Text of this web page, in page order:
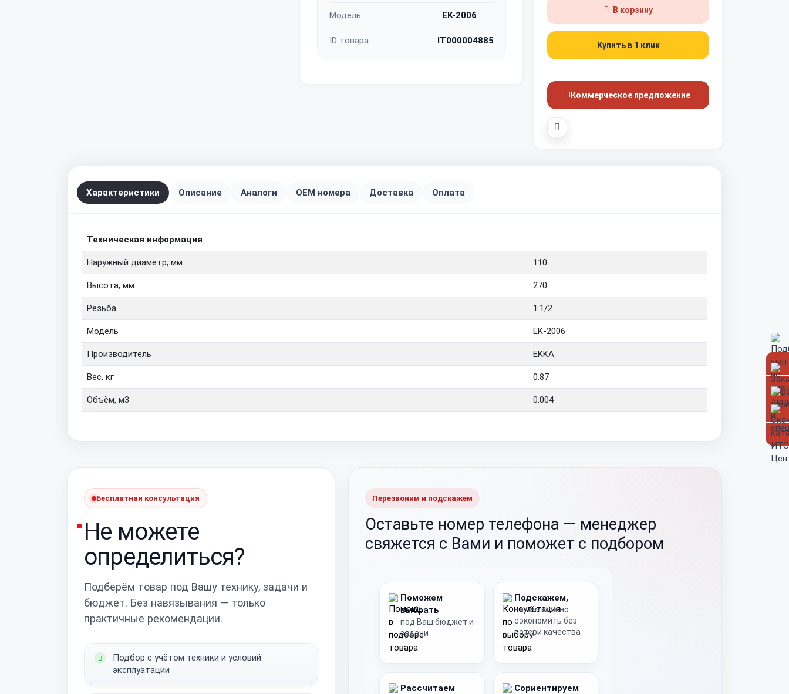
Модель EK-2006
ID товара IT000004885
В корзину
Купить в 1 клик
Коммерческое предложение
Характеристики Описание Аналоги OEM номера Доставка Оплата
Техническая информация
Наружный диаметр, мм 110
Высота, мм 270
Резьба 1.1/2
Модель EK-2006
Производитель EKKA
Вес, кг 0.87
Объём, м3 0.004
Бесплатная консультация
Не можете
определиться?
Подберём товар под Вашу технику, задачи и
бюджет. Без навязывания — только
практичные рекомендации.
Подбор с учётом техники и условий
эксплуатации
Перезвоним и подскажем
Оставьте номер телефона — менеджер
свяжется с Вами и поможет с подбором
Поможем
выбрать
под Ваш бюджет и
задачи
Подскажем,
на чём можно
сэкономить без
потери качества
Рассчитаем
Сориентируем